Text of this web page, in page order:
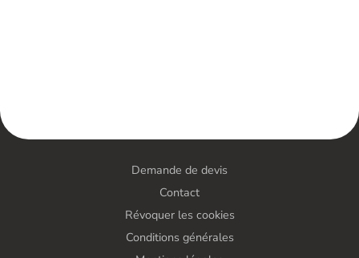
Demande de devis
Contact
Révoquer les cookies
Conditions générales